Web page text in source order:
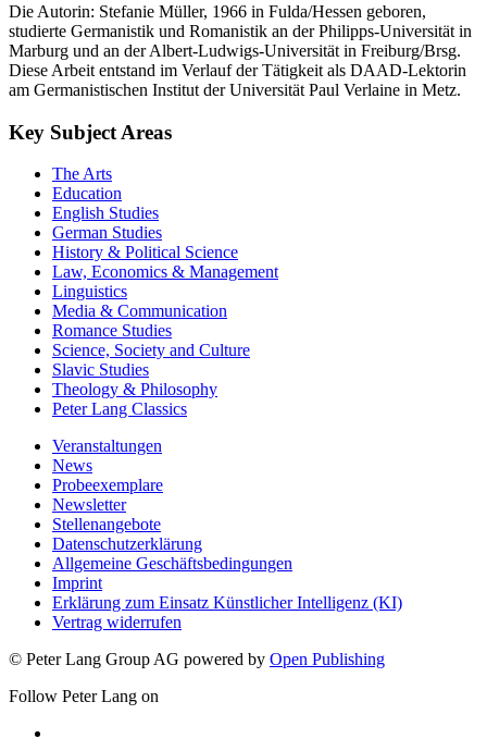
Die Autorin: Stefanie Müller, 1966 in Fulda/Hessen geboren,
studierte Germanistik und Romanistik an der Philipps-Universität in
Marburg und an der Albert-Ludwigs-Universität in Freiburg/Brsg.
Diese Arbeit entstand im Verlauf der Tätigkeit als DAAD-Lektorin
am Germanistischen Institut der Universität Paul Verlaine in Metz.
Key Subject Areas
The Arts
Education
English Studies
German Studies
History & Political Science
Law, Economics & Management
Linguistics
Media & Communication
Romance Studies
Science, Society and Culture
Slavic Studies
Theology & Philosophy
Peter Lang Classics
Veranstaltungen
News
Probeexemplare
Newsletter
Stellenangebote
Datenschutzerklärung
Allgemeine Geschäftsbedingungen
Imprint
Erklärung zum Einsatz Künstlicher Intelligenz (KI)
Vertrag widerrufen
© Peter Lang Group AG powered by Open Publishing
Follow Peter Lang on